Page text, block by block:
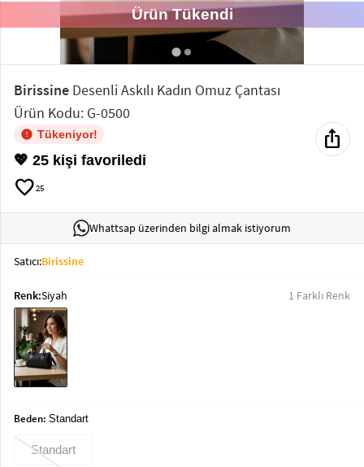
Tunik
Sweatshirt
T-Shirt
Ev
Giyimkeyboard_arrow_down
Takımlarkeyboard_arrow_down
Elbise
Giyimkeyboard_arrow_down
Ürün Tükendi
Birissine Desenli Askılı Kadın Omuz Çantası
Ürün Kodu: G-0500
Tükeniyor!
💖 25 kişi favoriledi
favorite25
ios_share
Whattsap üzerinden bilgi almak istiyorum
Satıcı:Birissine
Renk:Siyah 1 Farklı Renk
Beden: Standart
Standart